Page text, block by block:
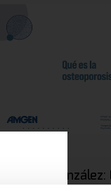
Silvia